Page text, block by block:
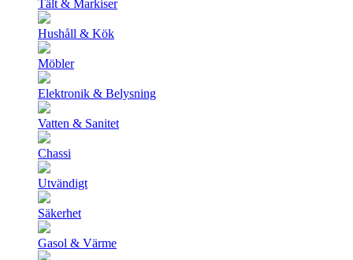
Tält & Markiser
Hushåll & Kök
Möbler
Elektronik & Belysning
Vatten & Sanitet
Chassi
Utvändigt
Säkerhet
Gasol & Värme